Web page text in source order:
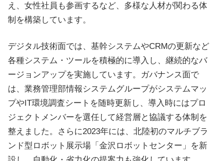
え、女性社員も参画するなど、多様な人材が関わる体
制を構築しています。
デジタル技術面では、基幹システムやCRMの更新など
各種システム・ツールを積極的に導入し、継続的なバ
ージョンアップを実施しています。ガバナンス面で
は、業務管理部情報システムグループがシステムマッ
プやIT環境調査シートを随時更新し、導入時にはプロ
ジェクトメンバーを選任して経営層と協議する体制を
整えました。さらに2023年には、北陸初のマルチブラ
ンド型ロボット展示場「金沢ロボットセンター」を新